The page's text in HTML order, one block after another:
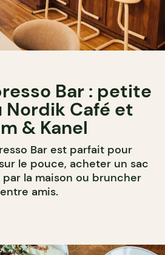
Bar : petite
Nordik Café et
& Kanel
Bar est parfait pour
le pouce, acheter un sac
la maison ou bruncher
entre amis.